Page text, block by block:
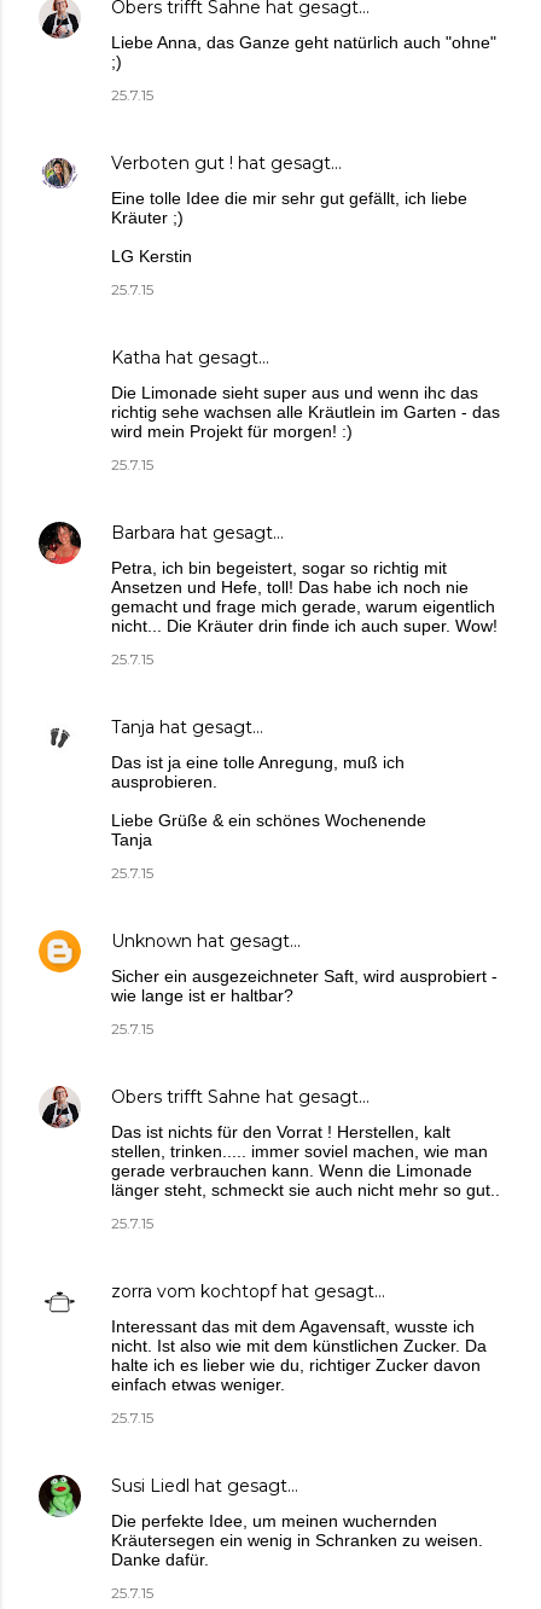
Obers trifft Sahne hat gesagt…
Liebe Anna, das Ganze geht natürlich auch "ohne"
;)
25.7.15
Verboten gut ! hat gesagt…
Eine tolle Idee die mir sehr gut gefällt, ich liebe
Kräuter ;)
LG Kerstin
25.7.15
Katha hat gesagt…
Die Limonade sieht super aus und wenn ihc das
richtig sehe wachsen alle Kräutlein im Garten - das
wird mein Projekt für morgen! :)
25.7.15
Barbara hat gesagt…
Petra, ich bin begeistert, sogar so richtig mit
Ansetzen und Hefe, toll! Das habe ich noch nie
gemacht und frage mich gerade, warum eigentlich
nicht... Die Kräuter drin finde ich auch super. Wow!
25.7.15
Tanja hat gesagt…
Das ist ja eine tolle Anregung, muß ich
ausprobieren.
Liebe Grüße & ein schönes Wochenende
Tanja
25.7.15
Unknown hat gesagt…
Sicher ein ausgezeichneter Saft, wird ausprobiert -
wie lange ist er haltbar?
25.7.15
Obers trifft Sahne hat gesagt…
Das ist nichts für den Vorrat ! Herstellen, kalt
stellen, trinken..... immer soviel machen, wie man
gerade verbrauchen kann. Wenn die Limonade
länger steht, schmeckt sie auch nicht mehr so gut..
25.7.15
zorra vom kochtopfhat gesagt…
Interessant das mit dem Agavensaft, wusste ich
nicht. Ist also wie mit dem künstlichen Zucker. Da
halte ich es lieber wie du, richtiger Zucker davon
einfach etwas weniger.
25.7.15
Susi Liedl hat gesagt…
Die perfekte Idee, um meinen wuchernden
Kräutersegen ein wenig in Schranken zu weisen.
Danke dafür.
25.7.15